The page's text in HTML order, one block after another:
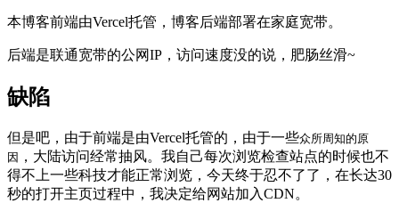
本博客前端由Vercel托管，博客后端部署在家庭宽带。
后端是联通宽带的公网IP，访问速度没的说，肥肠丝滑~
缺陷
但是吧，由于前端是由Vercel托管的，由于一些众所周知的原
因 ，大陆访问经常抽风。我自己每次浏览检查站点的时候也不
得不上一些科技才能正常浏览，今天终于忍不了了，在长达30
秒的打开主页过程中，我决定给网站加入CDN。